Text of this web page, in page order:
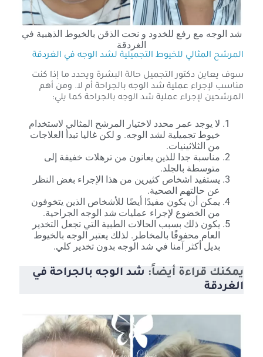
شد الوجه مع رفع للخدود و نحت الذقن بالخيوط الذهبية في
الغردقة
المرشح المثالي للخيوط التجميلية لشد الوجه في الغردقة
سوف يعاين دكتور التجميل حالة البشرة ويحدد ما إذا كنت
مناسب لإجراء عملية شد الوجه بالجراحة أم لا. ومن أهم
المرشحين لإجراء عملية شد الوجه بالجراحة كما يلي:
لا يوجد عمر محدد لاختيار المرشح المثالي لاستخدام
خيوط تجميلية لشد الوجه. و لكن غاليا تبدأ العلاجات
من الثلاثينيات.
مناسبة جدا للذين يعانون من ترهلات خفيفة إلى
متوسطة بالجلد.
يستفيد اشخاص كثيرين من هذا الإجراء بغض النظر
عن حالتهم الصحية.
يمكن أن يكون مفيدًا أيضًا للأشخاص الذين يتخوفون
من الخضوع لإجراء عمليات شد الوجه الجراحية.
يكون ذلك بسبب الحالات الطبية التي تجعل التخدير
العام محفوفًا بالمخاطر. لذلك يعتبر الوجه بالخيوط
بديل أكثر آمنا في شد الوجه بدون تخدير كلي.
يمكنك قراءة أيضاً: شد الوجه بالجراحة في
الغردقة